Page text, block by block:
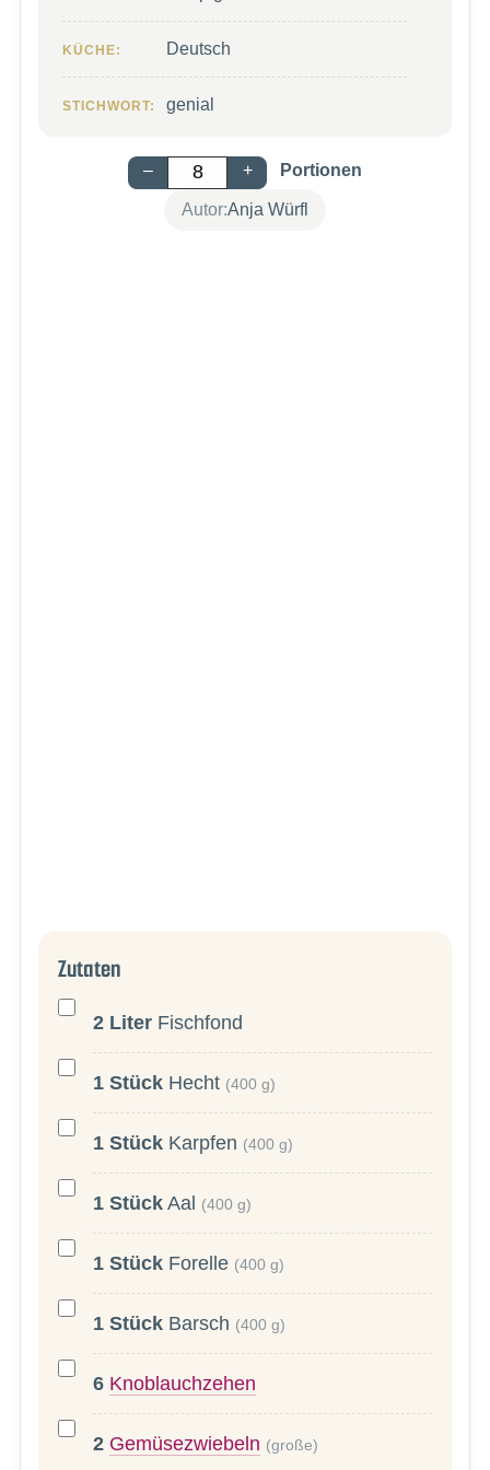
KÜCHE: Deutsch
STICHWORT: genial
– + Portionen
Autor:Anja Würfl
Zutaten
2 Liter Fischfond
1 Stück Hecht (400 g)
1 Stück Karpfen (400 g)
1 Stück Aal (400 g)
1 Stück Forelle (400 g)
1 Stück Barsch (400 g)
6 Knoblauchzehen
2 Gemüsezwiebeln (große)